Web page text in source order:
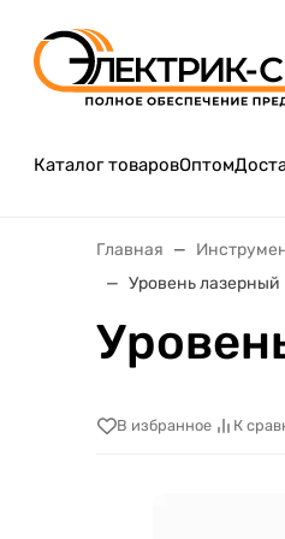
Каталог товаровОптом
Главная
Уровень лазерный
В избранное К